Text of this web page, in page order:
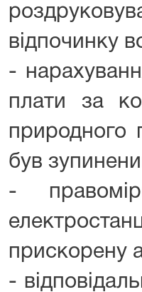
відпочинку
-
плати за
природного
був
-
прискорену
-